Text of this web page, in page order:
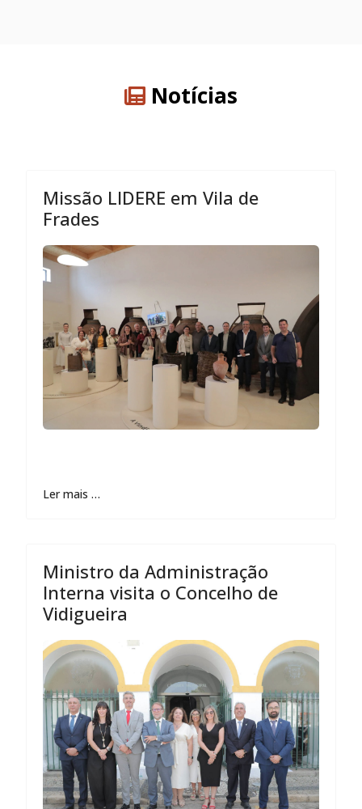
Notícias
Missão LIDERE em Vila de
Frades
Ler mais …
Ministro da Administração
Interna visita o Concelho de
Vidigueira